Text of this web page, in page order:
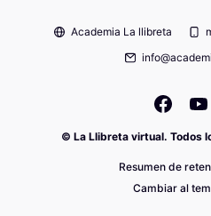
Academia La llibreta
© La Llibreta virtual. Todos
Resumen de
Cambiar al